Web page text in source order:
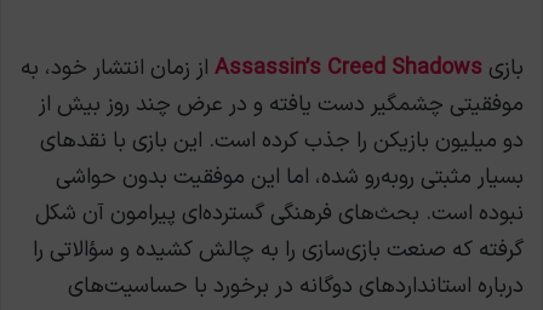
بازی Assassin’s Creed Shadows از زمان انتشار خود، به
موفقیتی چشمگیر دست یافته و در عرض چند روز بیش از
دو میلیون بازیکن را جذب کرده است. این بازی با نقدهای
بسیار مثبتی روبه‌رو شده، اما این موفقیت بدون حواشی
نبوده است. بحث‌های فرهنگی گسترده‌ای پیرامون آن شکل
گرفته که صنعت بازی‌سازی را به چالش کشیده و سؤالاتی را
درباره استانداردهای دوگانه در برخورد با حساسیت‌های